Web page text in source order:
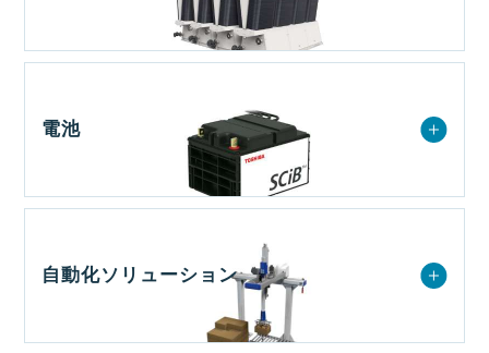
電池
自動化ソリューション